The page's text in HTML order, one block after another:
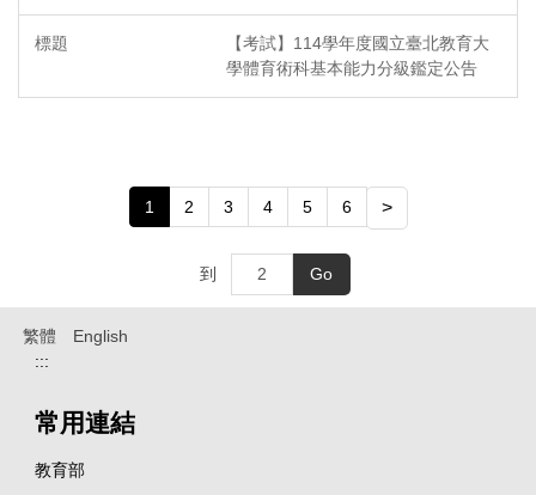
【考試】114學年度國立臺北教育大
學體育術科基本能力分級鑑定公告
1 2 3 4 5 6 >
到 Go
繁體
English
:::
常用連結
教育部